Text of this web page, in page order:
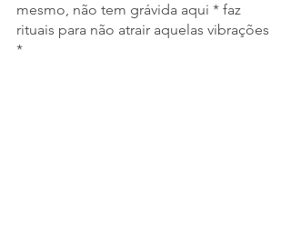
mesmo, não tem grávida aqui * faz
rituais para não atrair aquelas vibrações
*